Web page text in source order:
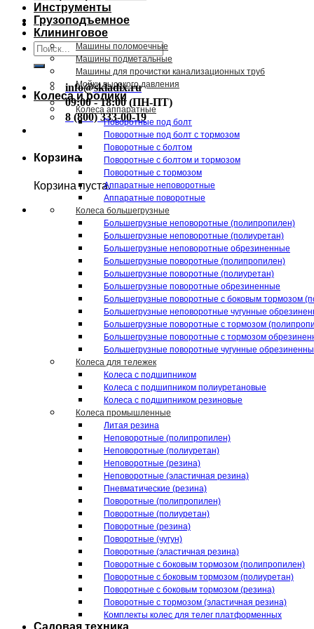
Искать:
info@skladix.ru
09:00 - 18:00 (ПН-ПТ)
8 (800) 333-00-19
Корзина
Корзина пуста.
Инструменты
Грузоподъемное
Клининговое
Машины поломоечные
Машины подметальные
Машины для прочистки канализационных труб
Мойки высокого давления
Колеса и ролики
Колеса аппаратные
Поворотные под болт
Поворотные под болт с тормозом
Поворотные с болтом
Поворотные с болтом и тормозом
Поворотные с тормозом
Аппаратные неповоротные
Аппаратные поворотные
Колеса большегрузные
Большегрузные неповоротные (полипропилен)
Большегрузные неповоротные (полиуретан)
Большегрузные неповоротные обрезиненные
Большегрузные поворотные (полипропилен)
Большегрузные поворотные (полиуретан)
Большегрузные поворотные обрезиненные
Большегрузные поворотные с боковым тормозом
Большегрузные неповоротные чугунные
Большегрузные поворотные с тормозом
Большегрузные поворотные с тормозом
Большегрузные поворотные чугунные
Колеса для тележек
Колеса с подшипником
Колеса с подшипником полиуретановые
Колеса с подшипником резиновые
Колеса промышленные
Литая резина
Неповоротные (полипропилен)
Неповоротные (полиуретан)
Неповоротные (резина)
Неповоротные (эластичная резина)
Пневматические (резина)
Поворотные (полипропилен)
Поворотные (полиуретан)
Поворотные (резина)
Поворотные (чугун)
Поворотные (эластичная резина)
Поворотные c боковым тормозом (полипропилен)
Поворотные c боковым тормозом (полиуретан)
Поворотные c боковым тормозом (резина)
Поворотные c тормозом (эластичная резина)
Комплекты колес для телег платформенных
Садовая техника